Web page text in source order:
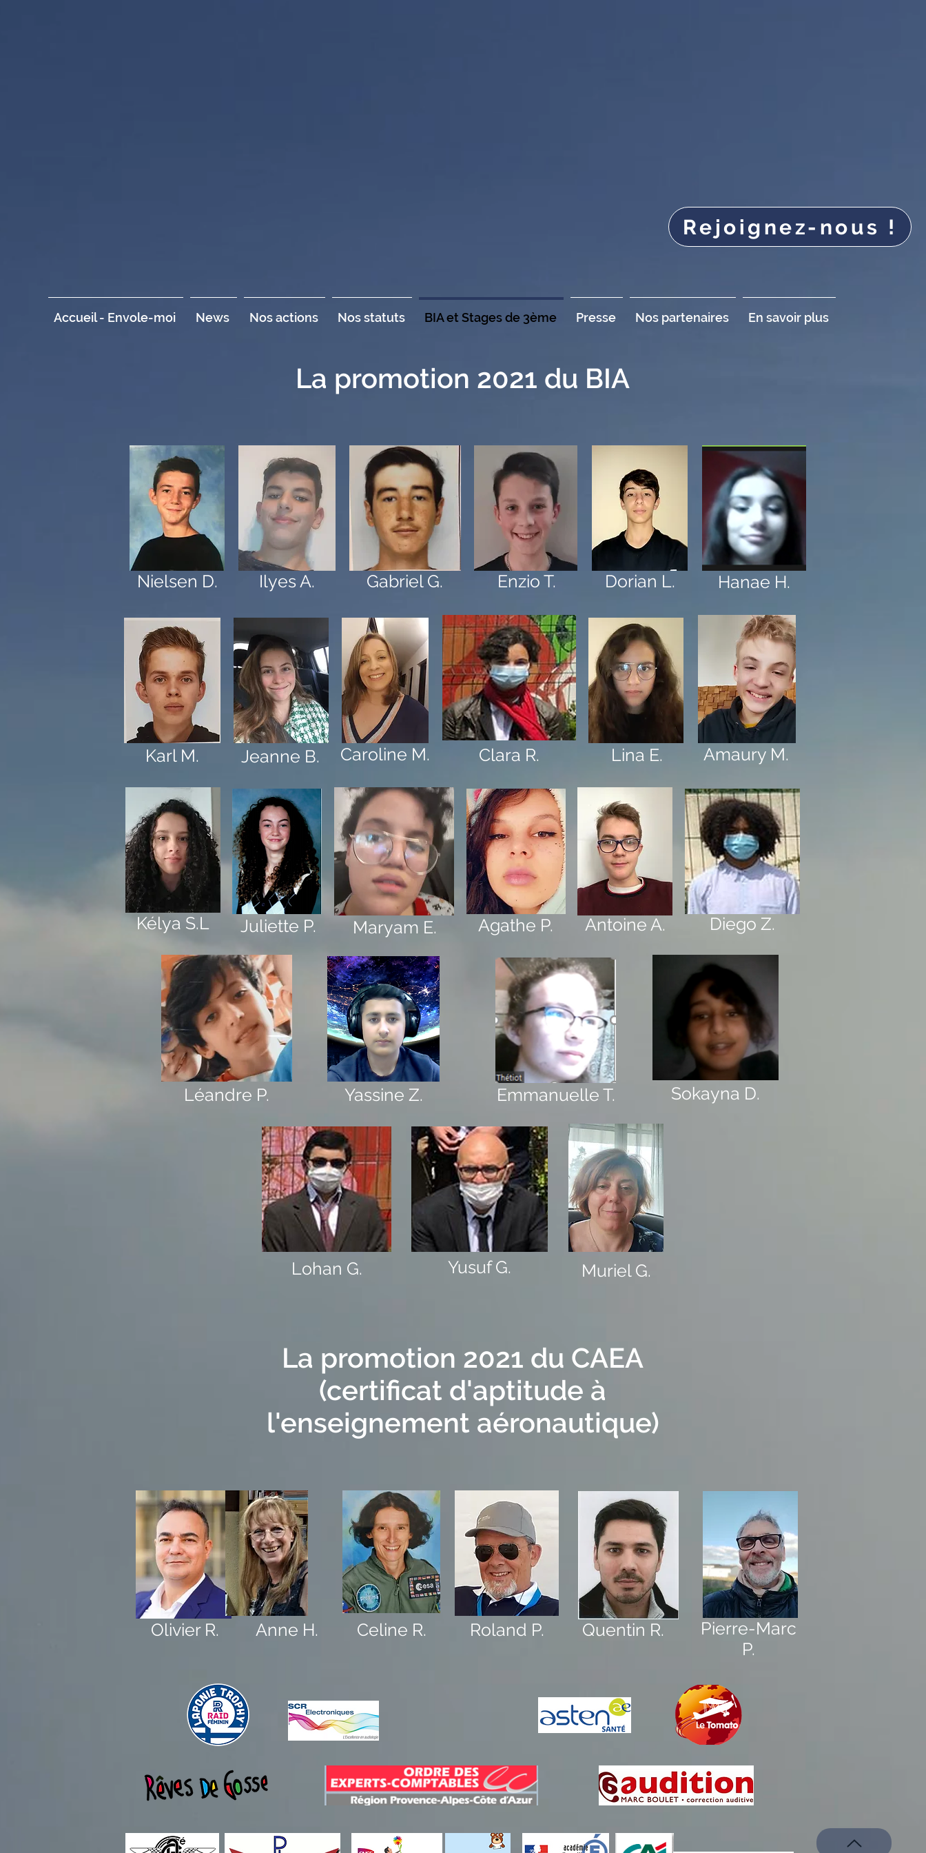
Rejoignez-nous !
Accueil - Envole-moi News Nos actions Nos statuts BIA et Stages de 3ème Presse Nos partenaires En savoir plus
La promotion 2021 du BIA
Nielsen D. Ilyes A. Gabriel G. Enzio T. Dorian L. Hanae H.
Karl M. Jeanne B. Caroline M. Clara R. Lina E. Amaury M.
Kélya S.L Juliette P. Maryam E. Agathe P. Antoine A. Diego Z.
Léandre P. Yassine Z. Emmanuelle T. Sokayna D.
Lohan G. Yusuf G. Muriel G.
La promotion 2021 du CAEA
(certificat d'aptitude à
l'enseignement aéronautique)
Olivier R. Anne H. Celine R. Roland P. Quentin R.
Pierre-Marc
P.